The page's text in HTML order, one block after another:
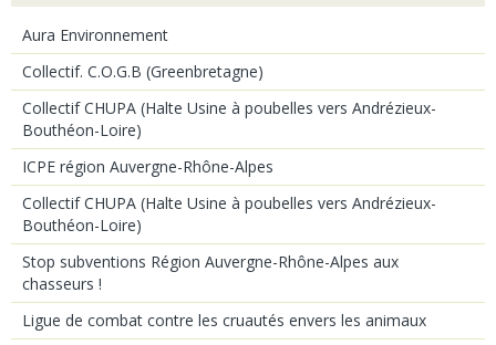
Aura Environnement
Collectif. C.O.G.B (Greenbretagne)
Collectif CHUPA (Halte Usine à poubelles vers Andrézieux-
Bouthéon-Loire)
ICPE région Auvergne-Rhône-Alpes
Collectif CHUPA (Halte Usine à poubelles vers Andrézieux-
Bouthéon-Loire)
Stop subventions Région Auvergne-Rhône-Alpes aux
chasseurs !
Ligue de combat contre les cruautés envers les animaux